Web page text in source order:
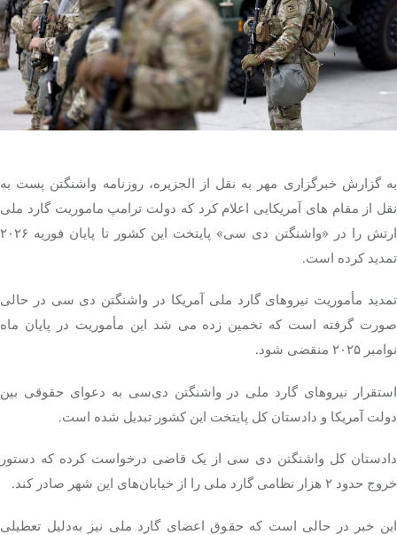
تک کده
پایگاه خبری آبان
خرید موتور ایمپلنت
به گزارش خبرگزاری مهر به نقل از الجزیره، روزنامه واشنگتن پست به
نقل از مقام های آمریکایی اعلام کرد که دولت ترامپ ماموریت گارد ملی
ارتش را در «واشنگتن دی سی» پایتخت این کشور تا پایان فوریه ۲۰۲۶
تمدید کرده است.
تمدید مأموریت نیروهای گارد ملی آمریکا در واشنگتن دی سی در حالی
صورت گرفته است که تخمین زده می شد این مأموریت در پایان ماه
نوامبر ۲۰۲۵ منقضی شود.
استقرار نیروهای گارد ملی در واشنگتن دی‌سی به دعوای حقوقی بین
دولت آمریکا و دادستان کل پایتخت این کشور تبدیل شده است.
دادستان کل واشنگتن دی سی از یک قاضی درخواست کرده که دستور
خروج حدود ۲ هزار نظامی گارد ملی را از خیابان‌های این شهر صادر کند.
این خبر در حالی است که حقوق اعضای گارد ملی نیز به‌دلیل تعطیلی